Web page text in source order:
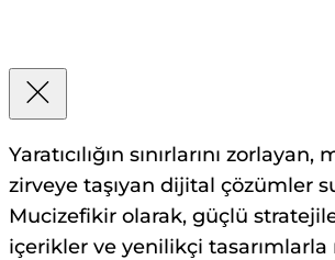
Yaratıcılığın sınırlarını zorlayan,
zirveye taşıyan dijital çözümler
Mucizefikir olarak, güçlü
içerikler ve yenilikçi tasarımlarla